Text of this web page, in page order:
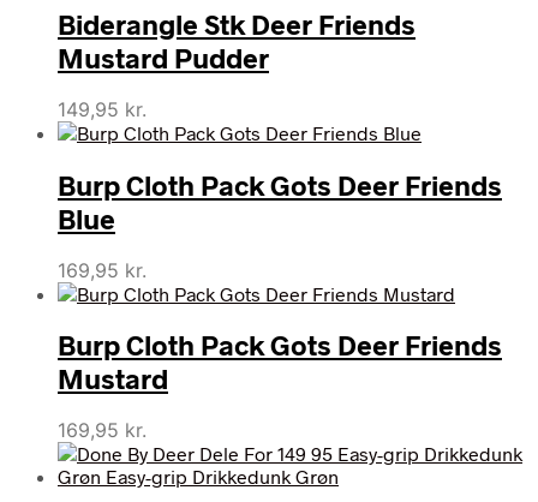
Biderangle Stk Deer Friends
Mustard Pudder
149,95 kr.
Burp Cloth Pack Gots Deer Friends
Blue
169,95 kr.
Burp Cloth Pack Gots Deer Friends
Mustard
169,95 kr.